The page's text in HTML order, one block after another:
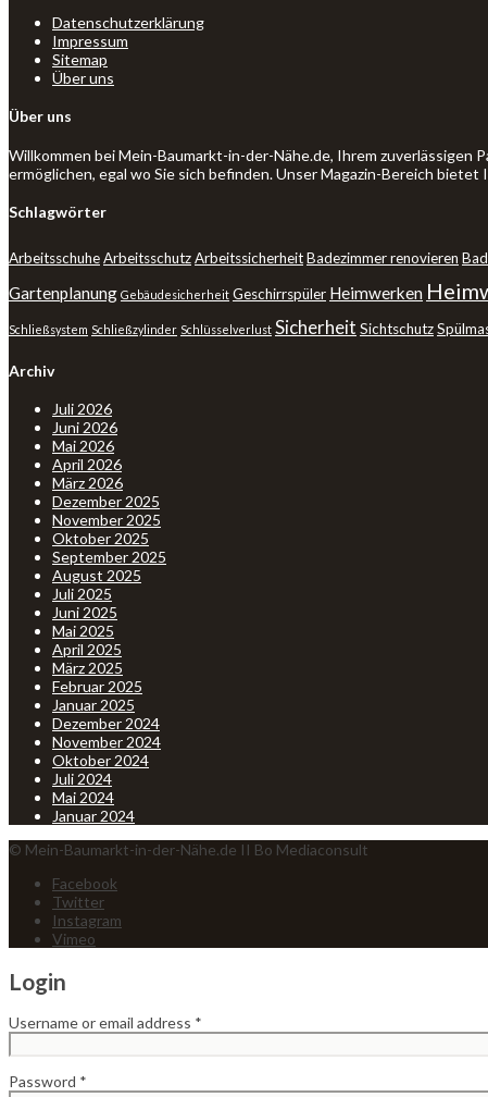
Datenschutzerklärung
Impressum
Sitemap
Über uns
Über uns
Willkommen bei Mein-Baumarkt-in-der-Nähe.de, Ihrem zuverlässigen
ermöglichen, egal wo Sie sich befinden. Unser Magazin-Bereich
Schlagwörter
ArbeitsschuheArbeitsschutzArbeitssicherheitBadezimmer renovieren
Gartenplanung Gebäudesicherheit Geschirrspüler Heimwerken
Schließsystem Schließzylinder Schlüsselverlust Sicherheit Sichtschutz
Archiv
Juli 2026
Juni 2026
Mai 2026
April 2026
März 2026
Dezember 2025
November 2025
Oktober 2025
September 2025
August 2025
Juli 2025
Juni 2025
Mai 2025
April 2025
März 2025
Februar 2025
Januar 2025
Dezember 2024
November 2024
Oktober 2024
Juli 2024
Mai 2024
Januar 2024
© Mein-Baumarkt-in-der-Nähe.de II Bo Mediaconsult
Facebook
Twitter
Instagram
Vimeo
Login
Username or email address *
Password *